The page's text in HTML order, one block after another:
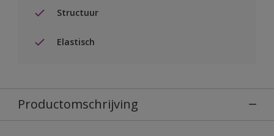
Structuur
Elastisch
Productomschrijving